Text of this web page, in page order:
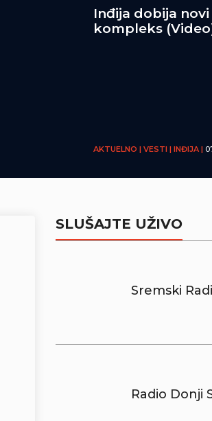
Inđija dobija
kompleks
AKTUELNO | VESTI | INĐIJA |
SLUŠAJTE UŽIVO
Sremski
Radio Donji